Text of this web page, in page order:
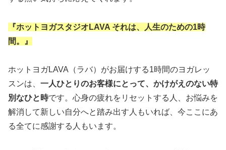
『ホットヨガスタジオLAVA それは、人生のための1時
間。』
ホットヨガLAVA（ラバ）がお届けする1時間のヨガレッ
スンは、 一人ひとりのお客様にとって、かけがえのない特
別なひと時です。心身の疲れをリセットする人、お悩みを
解消して新しい自分へと踏み出す人もいれば、今ここにあ
る全てに感謝する人もいます。